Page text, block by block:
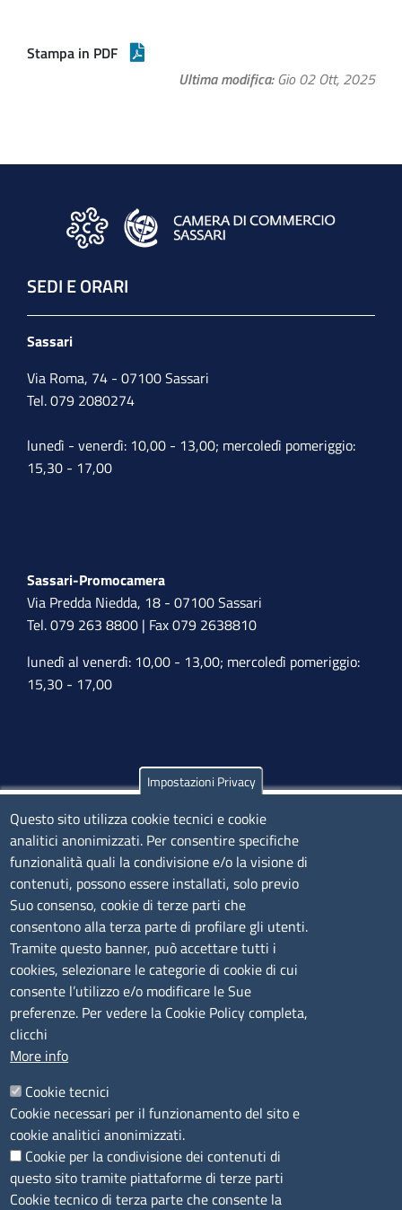
Stampa in PDF
Ultima modifica Gio 02 Ott, 2025
SEDI E ORARI
Sassari
Via Roma, 74 - 07100 Sassari
Tel. 079 2080274
lunedì - venerdì: 10,00 - 13,00; mercoledì pomeriggio:
15,30 - 17,00
Sassari-Promocamera
Via Predda Niedda, 18 - 07100 Sassari
Tel. 079 263 8800 | Fax 079 2638810
lunedì al venerdì: 10,00 - 13,00; mercoledì pomeriggio:
15,30 - 17,00
Olbia
Via Nanni 43 - 07026 Olbia
Tel. 0789 66122 | 0789 69580
mail:ufficio.olbia@ss.camcom.it
lunedì al venerdì: 9,00 - 12,00; lunedì pomeriggio: 16,00
- 17,00
CONTATTI
Camera di Commercio, Industria, Artigianato e
Agricoltura di Sassari
P.IVA01047570906
Codice Fiscale 80000930901
Codice Univoco per le fatture elettroniche
LINK UTILI
Impostazioni Privacy
Questo sito utilizza cookie tecnici e cookie
analitici anonimizzati. Per consentire specifiche
funzionalità quali la condivisione e/o la visione di
contenuti, possono essere installati, solo previo
Suo consenso, cookie di terze parti che
consentono alla terza parte di profilare gli utenti.
Tramite questo banner, può accettare tutti i
cookies, selezionare le categorie di cookie di cui
consente l’utilizzo e/o modificare le Sue
preferenze. Per vedere la Cookie Policy completa,
clicchi
More info
Cookie tecnici
Cookie necessari per il funzionamento del sito e
cookie analitici anonimizzati.
Cookie per la condivisione dei contenuti di
questo sito tramite piattaforme di terze parti
Cookie tecnico di terza parte che consente la